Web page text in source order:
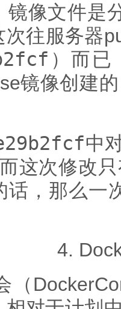
镜像文件是
次往服务器
）而已
镜像创建
中
这次修改
话，那么一
4.
（